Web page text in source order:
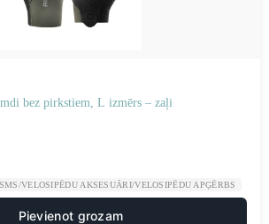
bez pirkstiem, L izmērs – zaļi
VELOSIPĒDU AKSESUĀRI/VELOSIPĒDU APĢĒRBS
Pievienot grozam